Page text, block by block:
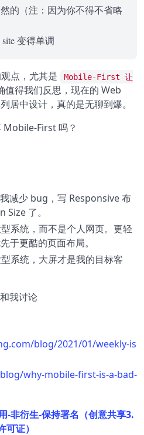
的（注：因为你不得不省略
变得单调
点，尤其是
Mobile-First 让
值得我们反思，现在的 Web
居中设计，真的是无聊到爆。
Mobile-First 吗？
减少 bug，写 Responsive 布
Size 了。
系统，而不是个人网页。更轻
于更酷的页面布局。
系统，大屏才是我的目标客
我讨论
blog/2021/01/weekly-is
why-mobile-first-is-a-bad-
-非衍生-保持署名（创意共享3.
可证）